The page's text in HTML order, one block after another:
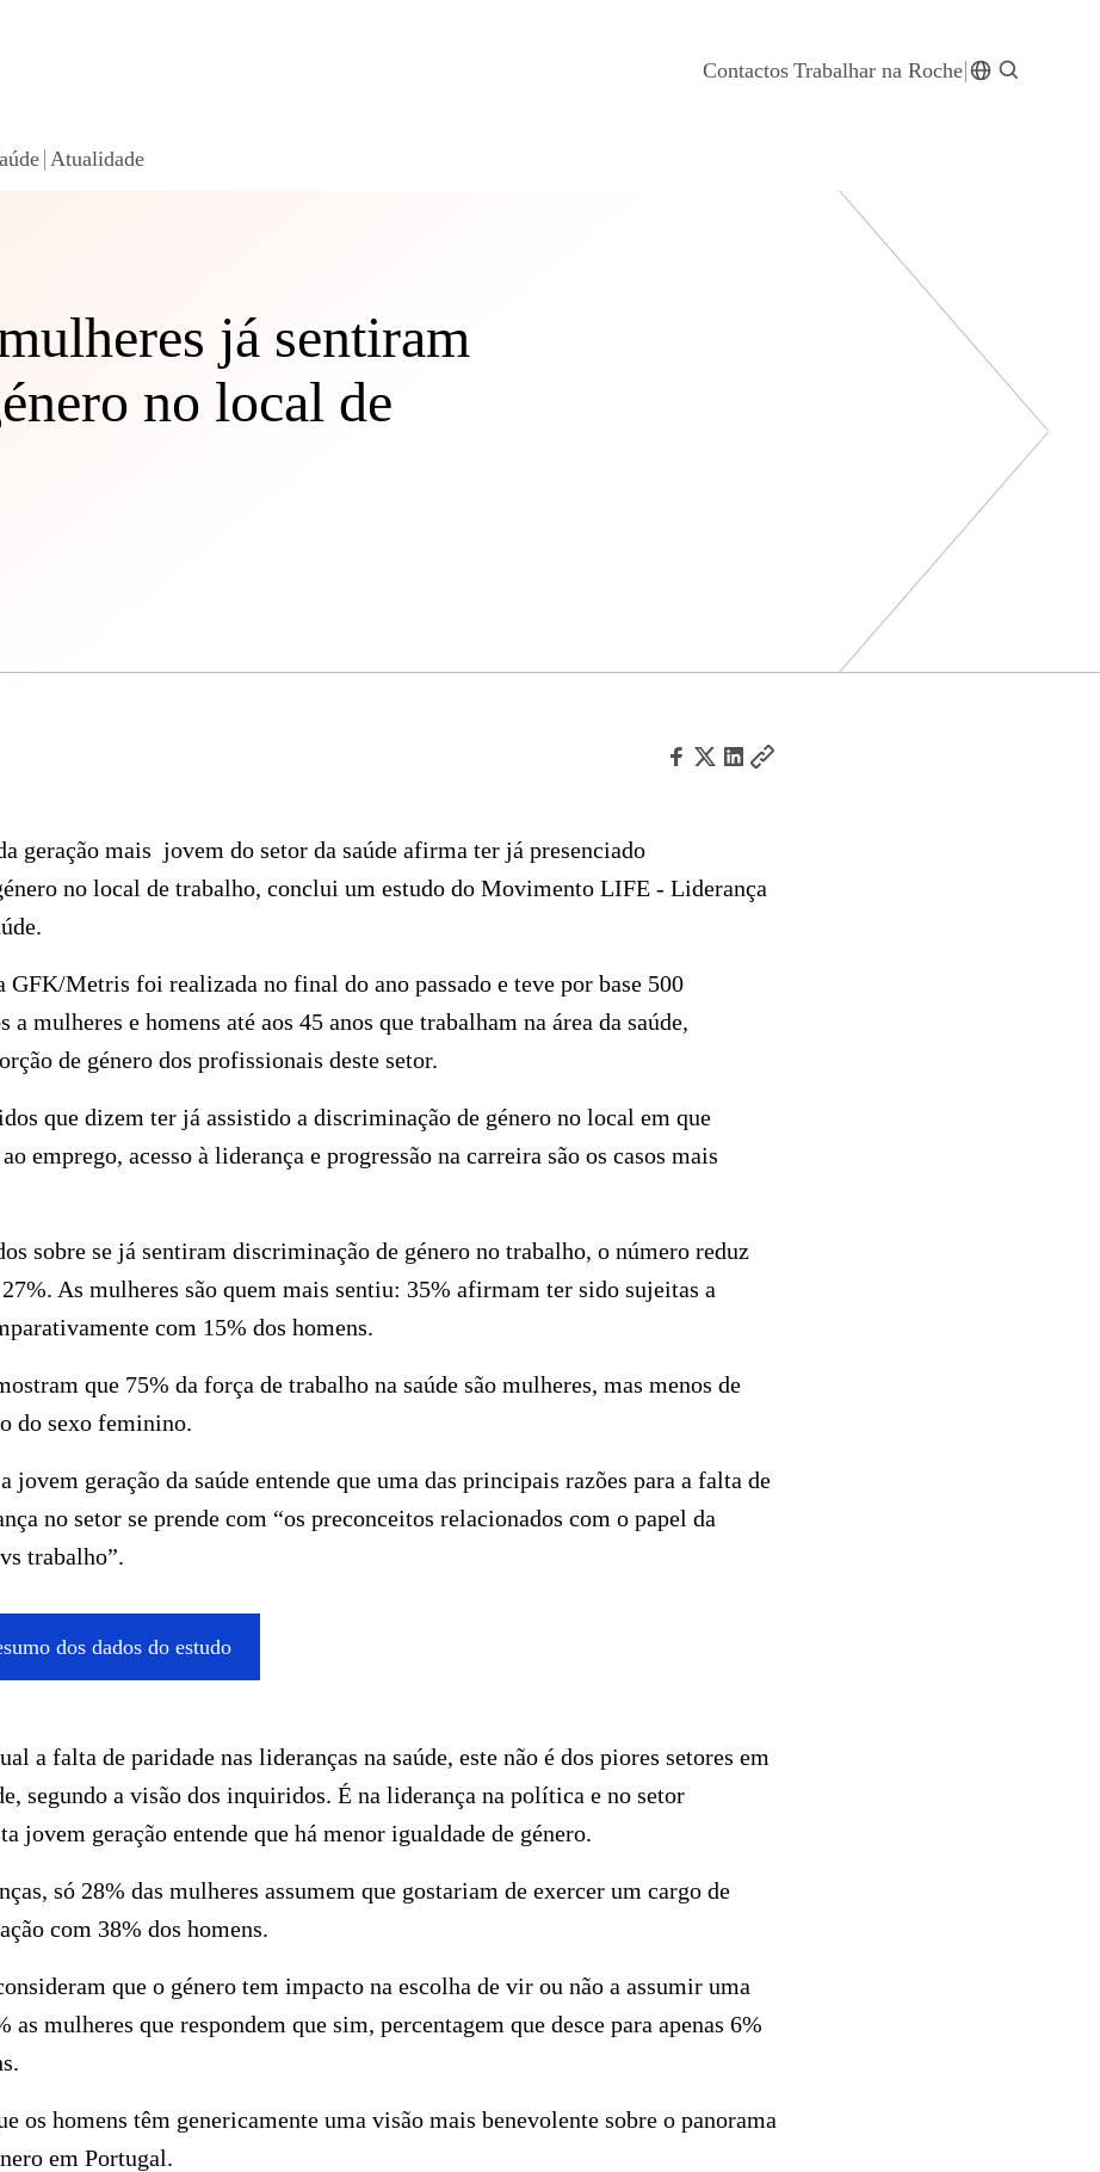
Contactos Trabalhar na Roche
Atualidade
já sentiram
no local de
geração mais jovem do setor da saúde afirma ter já presenciado
no local de trabalho, conclui um estudo do Movimento LIFE - Liderança
GFK/Metris foi realizada no final do ano passado e teve por base 500
mulheres e homens até aos 45 anos que trabalham na área da saúde,
de género dos profissionais deste setor.
que dizem ter já assistido a discriminação de género no local em que
emprego, acesso à liderança e progressão na carreira são os casos mais
sobre se já sentiram discriminação de género no trabalho, o número reduz
As mulheres são quem mais sentiu: 35% afirmam ter sido sujeitas a
com 15% dos homens.
que 75% da força de trabalho na saúde são mulheres, mas menos de
do sexo feminino.
jovem geração da saúde entende que uma das principais razões para a falta de
no setor se prende com “os preconceitos relacionados com o papel da
trabalho”.
dos dados do estudo
a falta de paridade nas lideranças na saúde, este não é dos piores setores em
segundo a visão dos inquiridos. É na liderança na política e no setor
jovem geração entende que há menor igualdade de género.
só 28% das mulheres assumem que gostariam de exercer um cargo de
com 38% dos homens.
que o género tem impacto na escolha de vir ou não a assumir uma
as mulheres que respondem que sim, percentagem que desce para apenas 6%
os homens têm genericamente uma visão mais benevolente sobre o panorama
em Portugal.